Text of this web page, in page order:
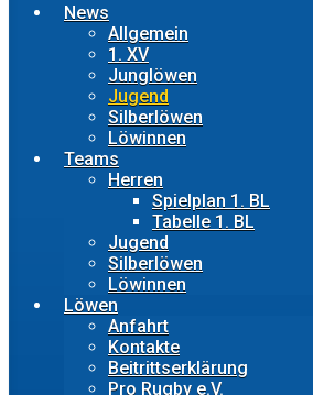
News
Allgemein
1. XV
Junglöwen
Jugend
Silberlöwen
Löwinnen
Teams
Herren
Spielplan 1. BL
Tabelle 1. BL
Jugend
Silberlöwen
Löwinnen
Löwen
Anfahrt
Kontakte
Beitrittserklärung
Pro Rugby e.V.